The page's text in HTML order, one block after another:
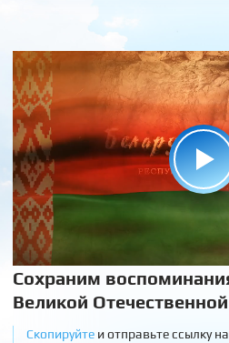
Сохраним
Великой
Скопируйтеи отправьте ссылку